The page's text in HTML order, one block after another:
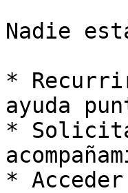
Nadie
*
ayuda
*
*